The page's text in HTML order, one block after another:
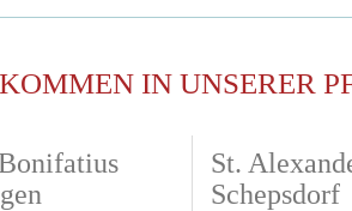
IN UNSERER
St.
Schepsdorf